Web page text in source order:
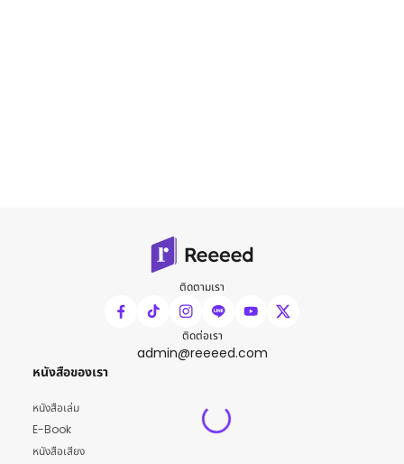
ติดตามเรา
ติดต่อเรา
admin@reeeed.com
หนังสือของเรา
หนังสือเล่ม
E-Book
หนังสือเสียง